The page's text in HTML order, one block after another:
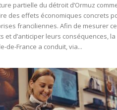
partielle du détroit d’Ormuz
des effets économiques concrets
franciliennes. Afin de mesurer
et d’anticiper leurs conséquences, la
de-France a conduit, via...